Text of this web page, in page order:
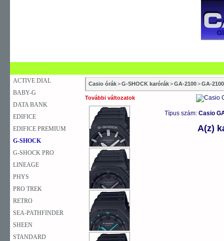
ACTIVE DIAL
BABY-G
DATA BANK
EDIFICE
EDIFICE PREMIUM
G-SHOCK
G-SHOCK PRO
LINEAGE
PHYS
PRO TREK
RETRO
SEA-PATHFINDER
SHEEN
STANDARD
Casio órák>G-SHOCK karórák>GA-2100>GA-
További változatok
Típus szám: Casio
A(z)